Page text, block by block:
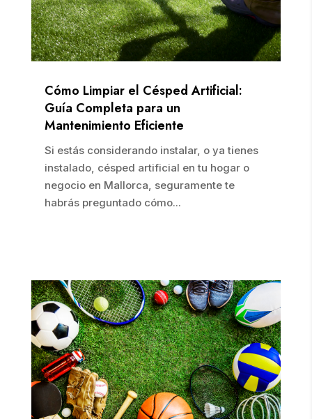
Cómo Limpiar el Césped Artificial:
Guía Completa para un
Mantenimiento Eficiente
Si estás considerando instalar, o ya tienes
instalado, césped artificial en tu hogar o
negocio en Mallorca, seguramente te
habrás preguntado cómo...